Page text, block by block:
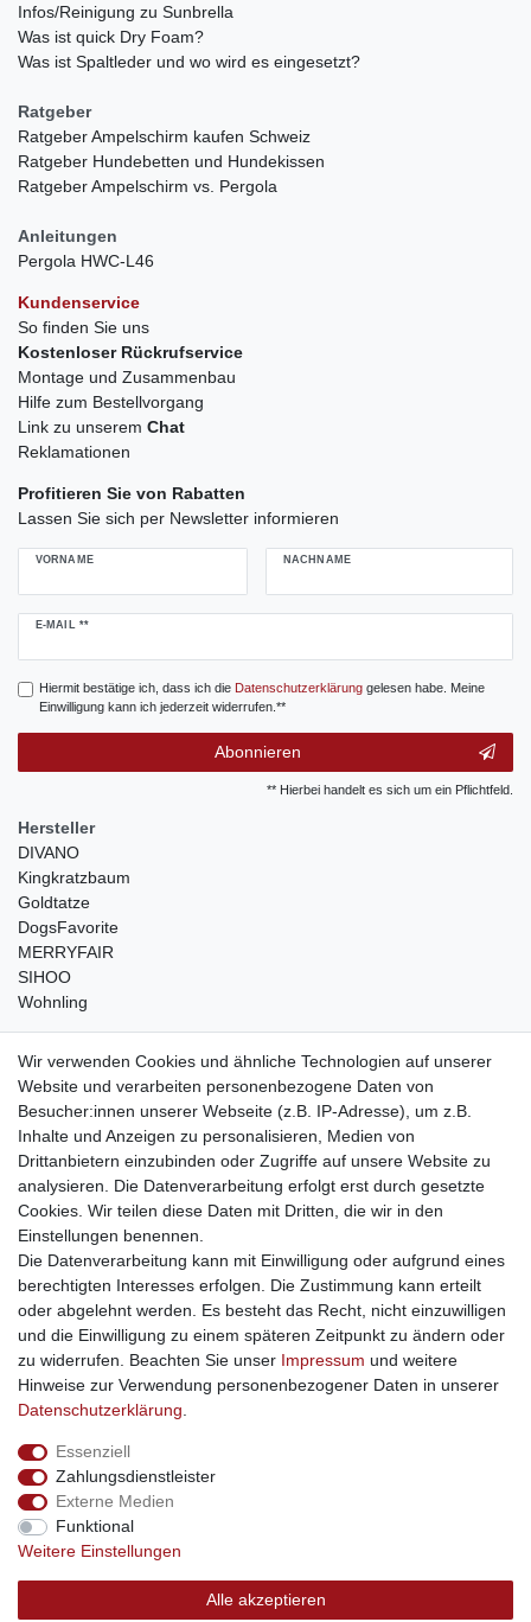
Infos/Reinigung zu Sunbrella
Was ist quick Dry Foam?
Was ist Spaltleder und wo wird es eingesetzt?
Ratgeber
Ratgeber Ampelschirm kaufen Schweiz
Ratgeber Hundebetten und Hundekissen
Ratgeber Ampelschirm vs. Pergola
Anleitungen
Pergola HWC-L46
Kundenservice
So finden Sie uns
Kostenloser Rückrufservice
Montage und Zusammenbau
Hilfe zum Bestellvorgang
Link zu unserem Chat
Reklamationen
Profitieren Sie von Rabatten
Lassen Sie sich per Newsletter informieren
VORNAME NACHNAME
E-MAIL **
Newsletter
Hiermit bestätige ich, dass ich die Daten­schutz­erklärunggelesen habe. Meine
Einwilligung kann ich jederzeit widerrufen.**
Abonnieren
** Hierbei handelt es sich um ein Pflichtfeld.
Hersteller
DIVANO
Kingkratzbaum
Goldtatze
DogsFavorite
MERRYFAIR
SIHOO
Wohnling
weitere Shops
traumlampen- Lampen und Kronleuchter
kinderwagencenter- Exklusive und günstige Kinderwagen
gastrogeraete24- alles für Gastronomie und Imbiss
soziale Medien
Facebook
sicher einkaufen
Sichere Bestellung und Zahlung via SSL Verschlüsselung
Wir verwenden Cookies und ähnliche Technologien auf unserer
Website und verarbeiten personenbezogene Daten von
Besucher:innen unserer Webseite (z.B. IP-Adresse), um z.B.
Inhalte und Anzeigen zu personalisieren, Medien von
Drittanbietern einzubinden oder Zugriffe auf unsere Website zu
analysieren. Die Datenverarbeitung erfolgt erst durch gesetzte
Cookies. Wir teilen diese Daten mit Dritten, die wir in den
Einstellungen benennen.
Die Datenverarbeitung kann mit Einwilligung oder aufgrund eines
berechtigten Interesses erfolgen. Die Zustimmung kann erteilt
oder abgelehnt werden. Es besteht das Recht, nicht einzuwilligen
und die Einwilligung zu einem späteren Zeitpunkt zu ändern oder
zu widerrufen. Beachten Sie unser Impressum und weitere
Hinweise zur Verwendung personenbezogener Daten in unserer
Daten­schutz­erklärung
Essenziell
Zahlungsdienstleister
Externe Medien
Funktional
Weitere Einstellungen
Alle akzeptieren
Widerrufs­recht Widerrufs­formular
Daten­schutz­erklärung